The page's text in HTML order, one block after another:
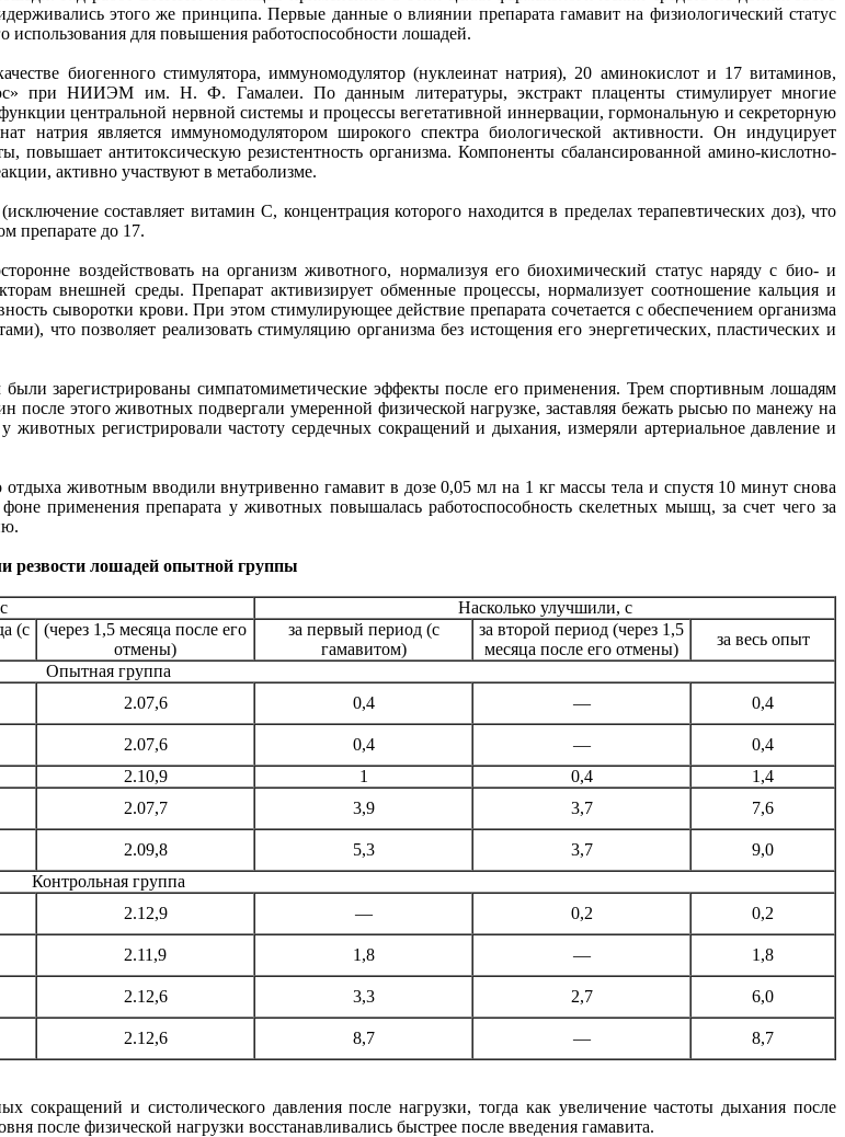
этого же принципа. Первые данные о влиянии препарата гамавит на физиологический статус
использования для повышения работоспособности лошадей.
биогенного стимулятора, иммуномодулятор (нуклеинат натрия), 20 аминокислот и 17 витаминов,
при НИИЭМ им. Н. Ф. Гамалеи. По данным литературы, экстракт плаценты стимулирует многие
центральной нервной системы и процессы вегетативной иннервации, гормональную и секреторную
натрия является иммуномодулятором широкого спектра биологической активности. Он индуцирует
антитоксическую резистентность организма. Компоненты сбалансированной амино-кислотно-
активно участвуют в метаболизме.
составляет витамин С, концентрация которого находится в пределах терапевтических доз), что
препарате до 17.
воздействовать на организм животного, нормализуя его биохимический статус наряду с био- и
внешней среды. Препарат активизирует обменные процессы, нормализует соотношение кальция и
сыворотки крови. При этом стимулирующее действие препарата сочетается с обеспечением организма
что позволяет реализовать стимуляцию организма без истощения его энергетических, пластических и
зарегистрированы симпатомиметические эффекты после его применения. Трем спортивным лошадям
после этого животных подвергали умеренной физической нагрузке, заставляя бежать рысью по манежу на
регистрировали частоту сердечных сокращений и дыхания, измеряли артериальное давление и
животным вводили внутривенно гамавит в дозе 0,05 мл на 1 кгмассы тела и спустя 10 минут снова
применения препарата у животных повышалась работоспособность скелетных мышц, за счет чего за
резвости лошадей опытной группы
Насколько улучшили, с
(с
(через 1,5 месяца после его
отмены)
за первый период (с
гамавитом)
за второй период (через 1,5
месяца после его отмены)
за весь опыт
Опытная группа
2.07,6 0,4 —
0,4
2.07,6 0,4 —
0,4
2.10,9 1 0,4
1,4
2.07,7 3,9 3,7
7,6
2.09,8 5,3 3,7
9,0
Контрольная группа
2.12,9 — 0,2
0,2
2.11,9 1,8 —
1,8
2.12,6 3,3 2,7
6,0
2.12,6 8,7 — 8,7
и систолического давления после нагрузки, тогда как увеличение частоты дыхания после
после физической нагрузки восстанавливались быстрее после введения гамавита.